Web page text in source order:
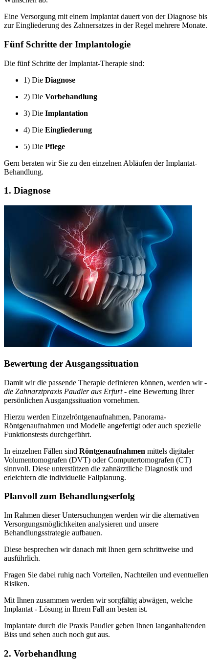
Eine Versorgung mit einem Implantat dauert von der Diagnose bis
zur Eingliederung des Zahnersatzes in der Regel mehrere Monate.
Fünf Schritte der Implantologie
Die fünf Schritte der Implantat-Therapie sind:
1) Die Diagnose
2) Die Vorbehandlung
3) Die Implantation
4) Die Eingliederung
5) Die Pflege
Gern beraten wir Sie zu den einzelnen Abläufen der Implantat-
Behandlung.
1. Diagnose
Bewertung der Ausgangssituation
Damit wir die passende Therapie definieren können, werden wir -
die Zahnarztpraxis Paudler aus Erfurt- eine Bewertung Ihrer
persönlichen Ausgangssituation vornehmen.
Hierzu werden Einzelröntgenaufnahmen, Panorama-
Röntgenaufnahmen und Modelle angefertigt oder auch spezielle
Funktionstests durchgeführt.
In einzelnen Fällen sind Röntgenaufnahmen mittels digitaler
Volumentomografen (DVT) oder Computertomografen (CT)
sinnvoll. Diese unterstützen die zahnärztliche Diagnostik und
erleichtern die individuelle Fallplanung.
Planvoll zum Behandlungserfolg
Im Rahmen dieser Untersuchungen werden wir die alternativen
Versorgungsmöglichkeiten analysieren und unsere
Behandlungsstrategie aufbauen.
Diese besprechen wir danach mit Ihnen gern schrittweise und
ausführlich.
Fragen Sie dabei ruhig nach Vorteilen, Nachteilen und eventuellen
Risiken.
Mit Ihnen zusammen werden wir sorgfältig abwägen, welche
Implantat - Lösung in Ihrem Fall am besten ist.
Implantate durch die Praxis Paudler geben Ihnen langanhaltenden
Biss und sehen auch noch gut aus.
2. Vorbehandlung